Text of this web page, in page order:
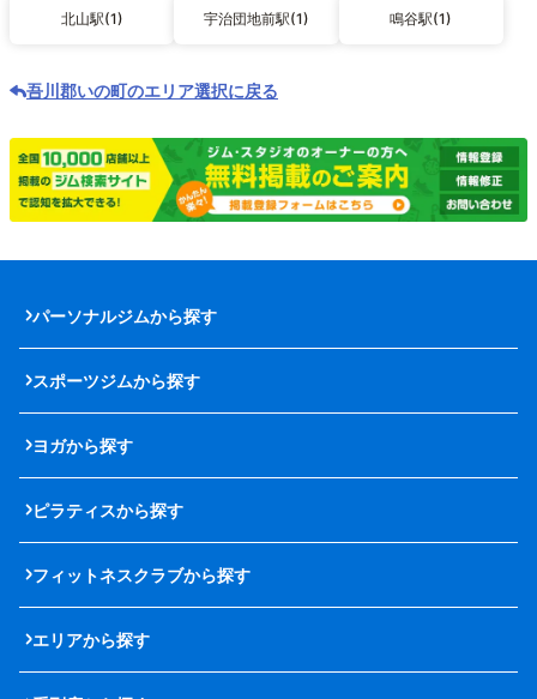
北山駅(1) 宇治団地前駅(1) 鳴谷駅(1)
吾川郡いの町のエリア選択に戻る
パーソナルジムから探す
スポーツジムから探す
ヨガから探す
ピラティスから探す
フィットネスクラブから探す
エリアから探す